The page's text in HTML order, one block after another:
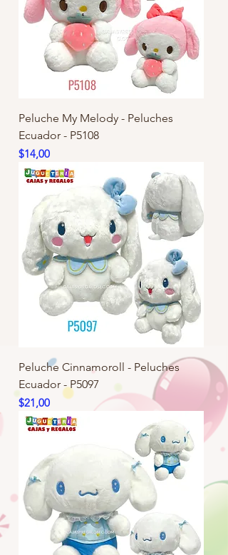
Peluche My Melody - Peluches
Ecuador - P5108
Precio
$14,00
Peluche Cinnamoroll - Peluches
Ecuador - P5097
Precio
$21,00